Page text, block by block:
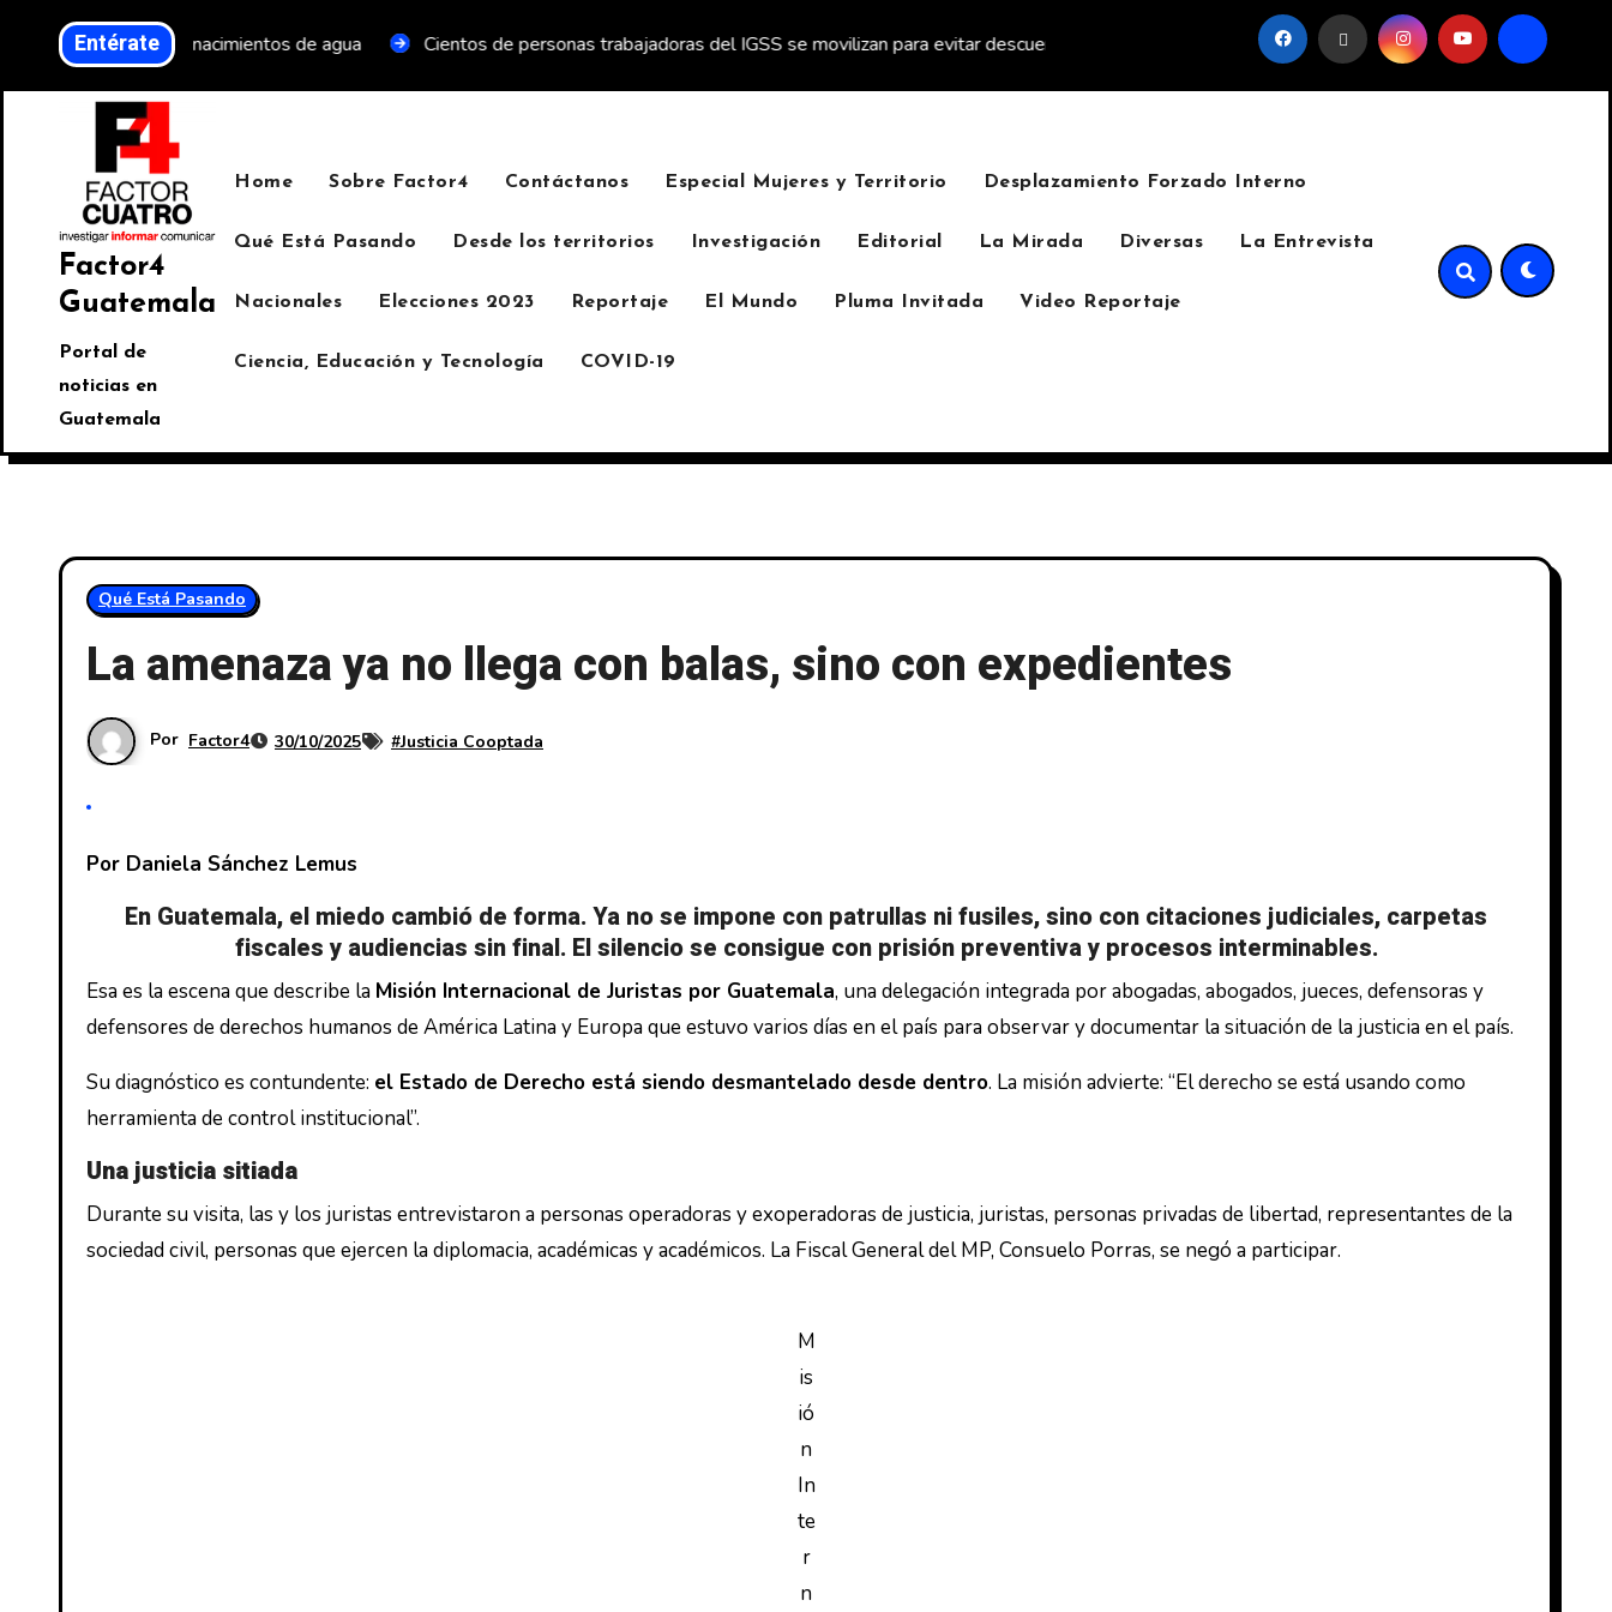
Entérate
cinco nacimientos de agua Cientos de personas trabajadoras del IGSS se movilizan para evitar descuento a favor del sindicato La invasión del cinturón verde de
Factor4
Guatemala
Portal de
noticias en
Guatemala
Home Sobre Factor4 Contáctanos Especial Mujeres y Territorio Desplazamiento Forzado Interno
Qué Está Pasando Desde los territorios Investigación Editorial La Mirada Diversas La Entrevista
Nacionales Elecciones 2023 Reportaje El Mundo Pluma Invitada Video Reportaje
Ciencia, Educación y Tecnología COVID-19
Qué Está Pasando
La amenaza ya no llega con balas, sino con expedientes
Por Factor4 30/10/2025 #Justicia Cooptada
Por Daniela Sánchez Lemus
En Guatemala, el miedo cambió de forma. Ya no se impone con patrullas ni fusiles, sino con citaciones judiciales, carpetas
fiscales y audiencias sin final. El silencio se consigue con prisión preventiva y procesos interminables.
Esa es la escena que describe la Misión Internacional de Juristas por Guatemala, una delegación integrada por abogadas, abogados, jueces, defensoras y
defensores de derechos humanos de América Latina y Europa que estuvo varios días en el país para observar y documentar la situación de la justicia en el país.
Su diagnóstico es contundente: el Estado de Derecho está siendo desmantelado desde dentro. La misión advierte: “El derecho se está usando como
herramienta de control institucional”.
Una justicia sitiada
Durante su visita, las y los juristas entrevistaron a personas operadoras y exoperadoras de justicia, juristas, personas privadas de libertad, representantes de la
sociedad civil, personas que ejercen la diplomacia, académicas y académicos. La Fiscal General del MP, Consuelo Porras, se negó a participar.
M
is
ió
n
In
te
r
n